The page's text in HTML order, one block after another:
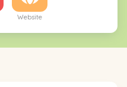
Website